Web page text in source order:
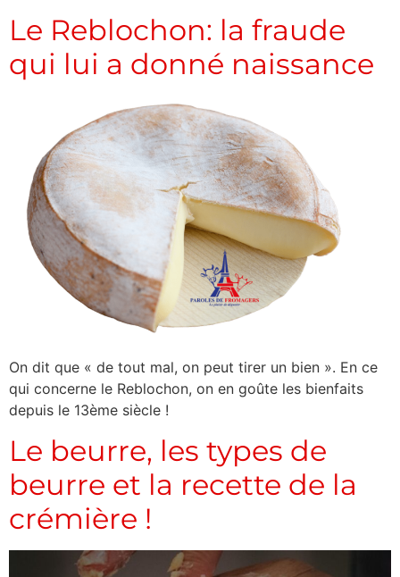
Le Reblochon: la fraude
qui lui a donné naissance
On dit que « de tout mal, on peut tirer un bien ». En ce
qui concerne le Reblochon, on en goûte les bienfaits
depuis le 13ème siècle !
Le beurre, les types de
beurre et la recette de la
crémière !